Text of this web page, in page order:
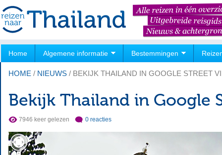
Home Algemene informatie Bestemmingen
HOME / NIEUWS / BEKIJK THAILAND IN GOOGLE STREET
Bekijk Thailand in Google
7946 keer gelezen 0 reacties